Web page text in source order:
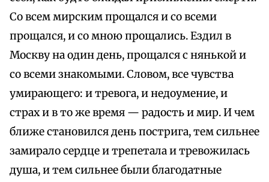
Со всем мирским прощался и со всеми
прощался, и со мною прощались. Ездил в
Москву на один день, прощался с нянькой и
со всеми знакомыми. Словом, все чувства
умирающего: и тревога, и недоумение, и
страх и в то же время — радость и мир. И чем
ближе становился день пострига, тем сильнее
замирало сердце и трепетала и тревожилась
душа, и тем сильнее были благодатные